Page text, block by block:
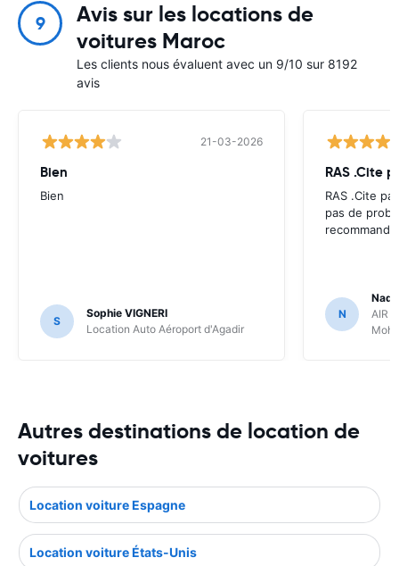
9
Avis sur les locations de
voitures Maroc
Les clients nous évaluent avec un 9/10 sur 8192
avis
21-03-2026
Bien
Bien
S
Sophie VIGNERI
Location Auto Aéroport d'Agadir
RAS .Cite
RAS .Cite
pas de
N
AIR
Autres destinations de location de
voitures
Location voiture Espagne
Location voiture États-Unis